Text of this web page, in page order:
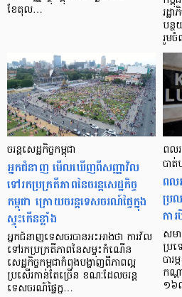
ខែតុល…
រដ្ឋ
បន្
រួម
ចរន្តសេដ្ឋកិច្ចកម្ពុជា
អ្នកជំនាញ មើលឃើញពីសញ្ញាវិល
ទៅរកប្រក្រតីភាពនៃចរន្តសេដ្ឋកិច្ច
កម្ពុជា ក្រោយចរន្ដទេសចរណ៍ផ្ទៃក្នុង
ស្ទុះកើនខ្លាំង
អ្នកជំនាញទេសចរបានអះអាងថា ការវិល
ទៅរកប្រក្រតីភាពនៃសម្ទុះកំណើន
សេដ្ឋកិច្ចកម្ពុជាកំពុងបង្ហាញពីភាពល្អ
ប្រសើរកាន់តែច្រើន ខណៈដែលចរន្ដ
ទេសចរណ៍ផ្ទៃក្ន…
ពល
បាត់
ពល
ប្រ
កា
សម
ប្រ
បារ
កណ្
១៦